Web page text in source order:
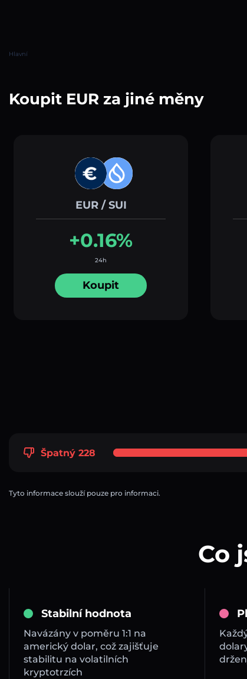
Hlavní
Koupit EUR za jiné měny
EUR / SUI
+0.16%
24h
Koupit
Špatný 228
Tyto informace slouží pouze pro informaci.
Co
Stabilní hodnota
Navázány v poměru 1:1 na
americký dolar, což zajišťuje
stabilitu na volatilních
kryptotrzích